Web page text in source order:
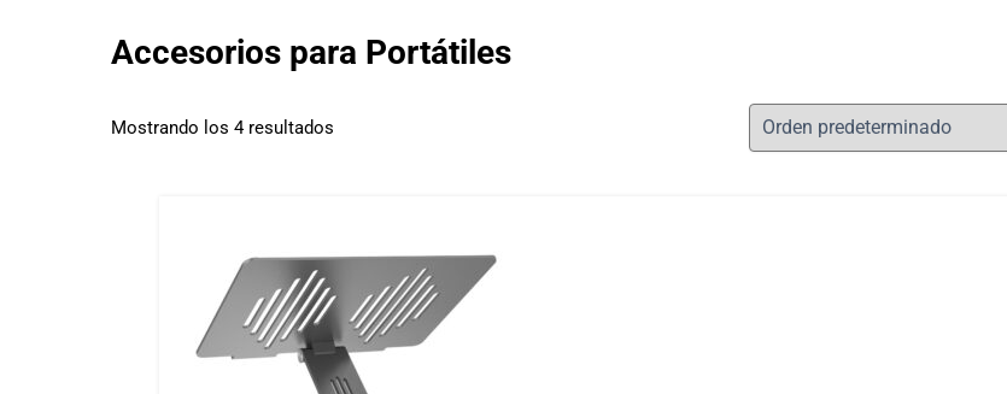
Accesorios para Portátiles
Mostrando los 4 resultados